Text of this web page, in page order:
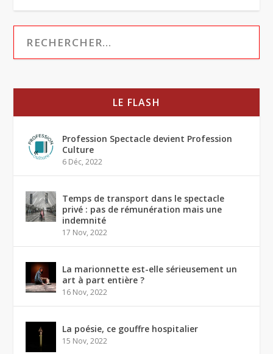
LE FLASH
Profession Spectacle devient Profession
Culture
6 Déc, 2022
Temps de transport dans le spectacle
privé : pas de rémunération mais une
indemnité
17 Nov, 2022
La marionnette est-elle sérieusement un
art à part entière ?
16 Nov, 2022
La poésie, ce gouffre hospitalier
15 Nov, 2022